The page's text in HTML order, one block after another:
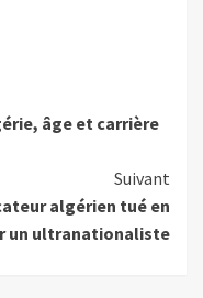
âge et carrière
Suivant
algérien tué en
un ultranationaliste